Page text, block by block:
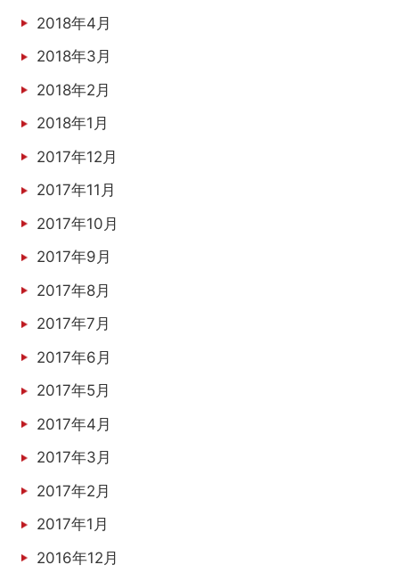
2018年4月
2018年3月
2018年2月
2018年1月
2017年12月
2017年11月
2017年10月
2017年9月
2017年8月
2017年7月
2017年6月
2017年5月
2017年4月
2017年3月
2017年2月
2017年1月
2016年12月